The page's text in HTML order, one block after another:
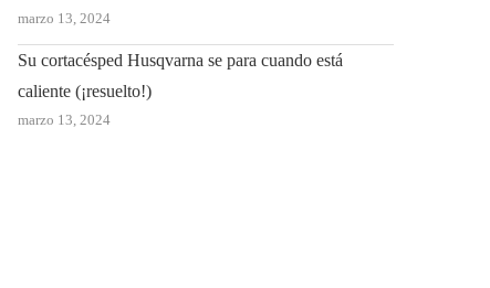
marzo 13, 2024
Su cortacésped Husqvarna se para cuando está
caliente (¡resuelto!)
marzo 13, 2024